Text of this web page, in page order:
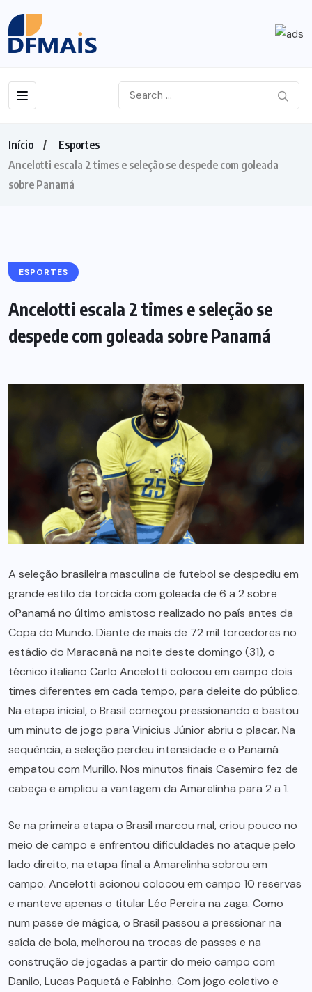
Início
Esportes
Ancelotti escala 2 times e seleção se despede com goleada
sobre Panamá
ESPORTES
Ancelotti escala 2 times e seleção se
despede com goleada sobre Panamá
A seleção brasileira masculina de futebol se despediu em
grande estilo da torcida com goleada de 6 a 2 sobre
oPanamá no último amistoso realizado no país antes da
Copa do Mundo. Diante de mais de 72 mil torcedores no
estádio do Maracanã na noite deste domingo (31), o
técnico italiano Carlo Ancelotti colocou em campo dois
times diferentes em cada tempo, para deleite do público.
Na etapa inicial, o Brasil começou pressionando e bastou
um minuto de jogo para Vinicius Júnior abriu o placar. Na
sequência, a seleção perdeu intensidade e o Panamá
empatou com Murillo. Nos minutos finais Casemiro fez de
cabeça e ampliou a vantagem da Amarelinha para 2 a 1.
Se na primeira etapa o Brasil marcou mal, criou pouco no
meio de campo e enfrentou dificuldades no ataque pelo
lado direito, na etapa final a Amarelinha sobrou em
campo. Ancelotti acionou colocou em campo 10 reservas
e manteve apenas o titular Léo Pereira na zaga. Como
num passe de mágica, o Brasil passou a pressionar na
saída de bola, melhorou na trocas de passes e na
construção de jogadas a partir do meio campo com
Danilo, Lucas Paquetá e Fabinho. Com jogo coletivo e